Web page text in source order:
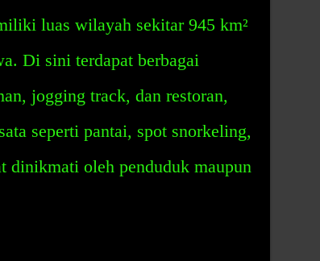
luas wilayah sekitar 945 km²
Di sini terdapat berbagai
jogging track, dan restoran,
seperti pantai, spot snorkeling,
dinikmati oleh penduduk maupun